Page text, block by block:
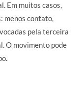
Em muitos casos,
menos contato,
pela terceira
O movimento pode